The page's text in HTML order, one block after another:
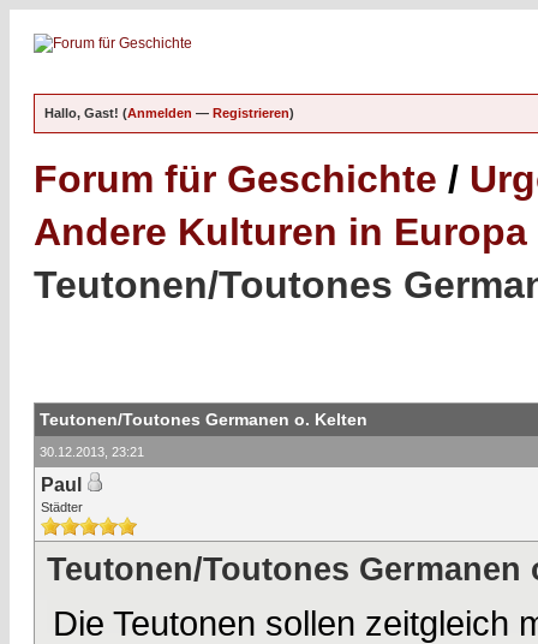
Hallo, Gast! (Anmelden — Registrieren)
Forum für Geschichte /
Andere Kulturen in
Teutonen/Toutones
Teutonen/Toutones Germanen o. Kelten
30.12.2013, 23:21
Paul
Städter
Teutonen/Toutones Germanen
Die Teutonen sollen zeitgleich